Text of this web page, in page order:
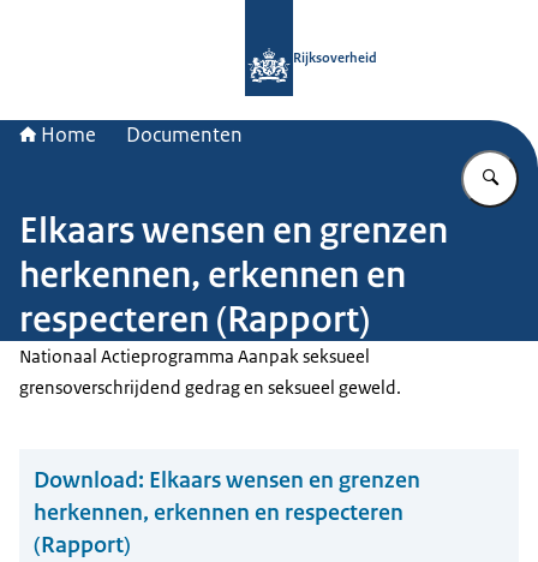
Rijksoverheid
Home Documenten
Elkaars wensen en grenzen
herkennen, erkennen en
respecteren (Rapport)
Nationaal Actieprogramma Aanpak seksueel
grensoverschrijdend gedrag en seksueel geweld.
Download: Elkaars wensen en grenzen
herkennen, erkennen en respecteren
(Rapport)